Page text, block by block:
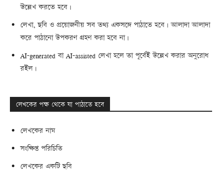
উল্লেখ করতে হবে।
লেখা, ছবি ও প্রয়োজনীয় সব তথ্য একসঙ্গে পাঠাতে হবে। আলাদা আলাদা
করে পাঠানো উপকরণ গ্রহণ করা হবে না।
AI-generated বা AI-assisted লেখা হলে তা পূর্বেই উল্লেখ করার অনুরোধ
রইল।
লেখকের পক্ষ থেকে যা পাঠাতে হবে
লেখকের নাম
সংক্ষিপ্ত পরিচিতি
লেখকের একটি ছবি